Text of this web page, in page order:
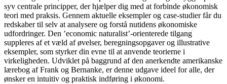
syv centrale principper, der hjælper dig med at forbinde økonomisk
teori med praksis. Gennem aktuelle eksempler og case-studier får du
redskaber til selv at analysere og forstå nutidens økonomiske
udfordringer. Den ’economic naturalist’-orienterede tilgang
suppleres af et væld af øvelser, beregningsopgaver og illustrative
eksempler, som styrker din evne til at anvende teorierne i
virkeligheden. Udviklet på baggrund af den anerkendte amerikanske
lærebog af Frank og Bernanke, er denne udgave ideel for alle, der
ønsker en intuitiv og praktisk indføring i økonomi.